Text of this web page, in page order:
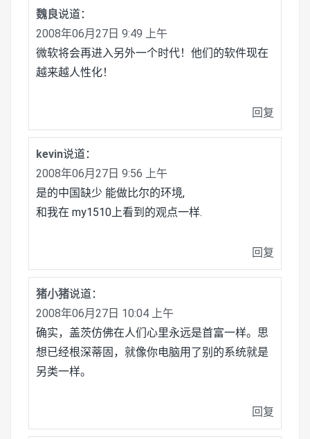
魏良说道：
2008年06月27日 9:49 上午
微软将会再进入另外一个时代！他们的软件现在
越来越人性化！
回复
kevin说道：
2008年06月27日 9:56 上午
是的中国缺少 能做比尔的环境,
和我在 my1510上看到的观点一样.
回复
猪小猪说道：
2008年06月27日 10:04 上午
确实，盖茨仿佛在人们心里永远是首富一样。思
想已经根深蒂固，就像你电脑用了别的系统就是
另类一样。
回复